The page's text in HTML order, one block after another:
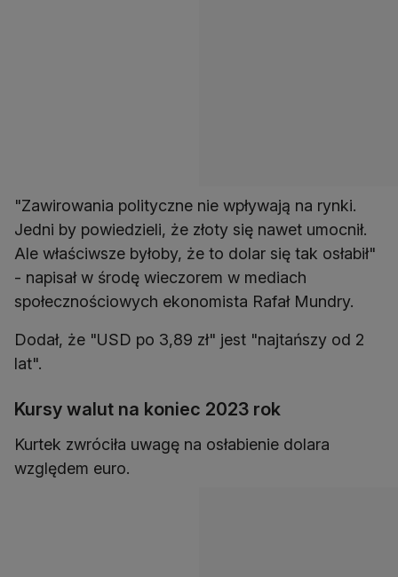
"Zawirowania polityczne nie wpływają na rynki.
Jedni by powiedzieli, że złoty się nawet umocnił.
Ale właściwsze byłoby, że to dolar się tak osłabił"
- napisał w środę wieczorem w mediach
społecznościowych ekonomista Rafał Mundry.
Dodał, że "USD po 3,89 zł" jest "najtańszy od 2
lat".
Kursy walut na koniec 2023 rok
Kurtek zwróciła uwagę na osłabienie dolara
względem euro.